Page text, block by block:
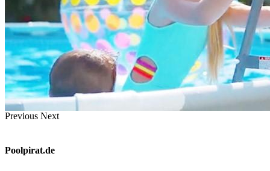
Previous Next
Poolpirat.de